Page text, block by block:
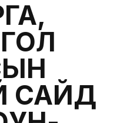
САЙД